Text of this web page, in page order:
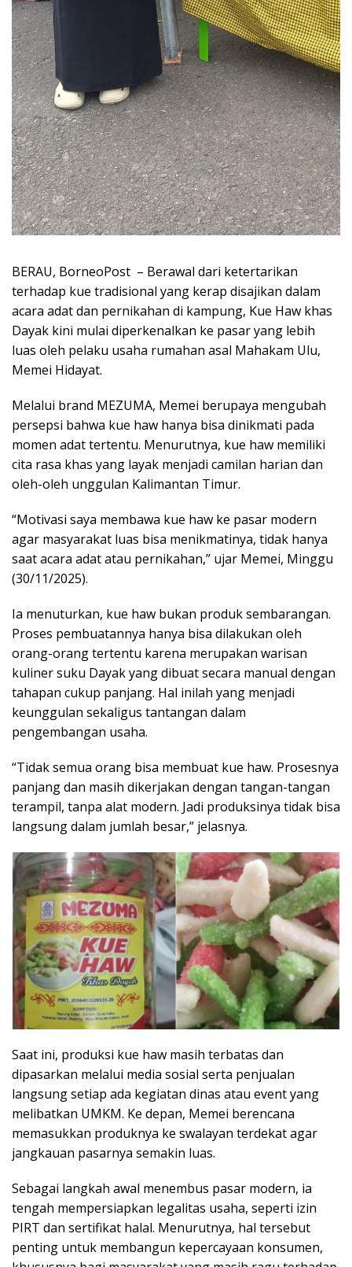
BERAU, BorneoPost – Berawal dari ketertarikan
terhadap kue tradisional yang kerap disajikan dalam
acara adat dan pernikahan di kampung, Kue Haw khas
Dayak kini mulai diperkenalkan ke pasar yang lebih
luas oleh pelaku usaha rumahan asal Mahakam Ulu,
Memei Hidayat.
Melalui brand MEZUMA, Memei berupaya mengubah
persepsi bahwa kue haw hanya bisa dinikmati pada
momen adat tertentu. Menurutnya, kue haw memiliki
cita rasa khas yang layak menjadi camilan harian dan
oleh-oleh unggulan Kalimantan Timur.
“Motivasi saya membawa kue haw ke pasar modern
agar masyarakat luas bisa menikmatinya, tidak hanya
saat acara adat atau pernikahan,” ujar Memei, Minggu
(30/11/2025).
Ia menuturkan, kue haw bukan produk sembarangan.
Proses pembuatannya hanya bisa dilakukan oleh
orang-orang tertentu karena merupakan warisan
kuliner suku Dayak yang dibuat secara manual dengan
tahapan cukup panjang. Hal inilah yang menjadi
keunggulan sekaligus tantangan dalam
pengembangan usaha.
“Tidak semua orang bisa membuat kue haw. Prosesnya
panjang dan masih dikerjakan dengan tangan-tangan
terampil, tanpa alat modern. Jadi produksinya tidak bisa
langsung dalam jumlah besar,” jelasnya.
Saat ini, produksi kue haw masih terbatas dan
dipasarkan melalui media sosial serta penjualan
langsung setiap ada kegiatan dinas atau event yang
melibatkan UMKM. Ke depan, Memei berencana
memasukkan produknya ke swalayan terdekat agar
jangkauan pasarnya semakin luas.
Sebagai langkah awal menembus pasar modern, ia
tengah mempersiapkan legalitas usaha, seperti izin
PIRT dan sertifikat halal. Menurutnya, hal tersebut
penting untuk membangun kepercayaan konsumen,